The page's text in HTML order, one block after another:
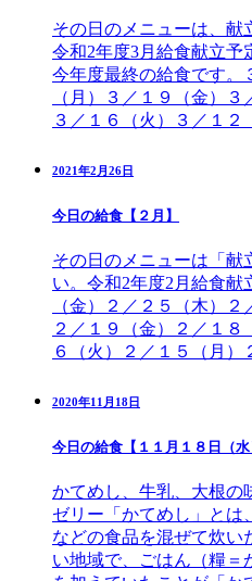
その日のメニューは、献
令和2年度3月給食献立予
今年度最終の給食です。
（月）３／１９（金）３
３／１６（火）３／１
2021年2月26日
今日の給食【２月】
その日のメニューは「献
い。令和2年度2月給食献
（金）２／２５（木）２
２／１９（金）２／１８
６（火）２／１５（月
2020年11月18日
今日の給食【１１月１８日（水
かてめし、牛乳、大根の
ゼリー「かてめし」とは
などの食品を混ぜて炊い
い地域で、ごはん（糧＝